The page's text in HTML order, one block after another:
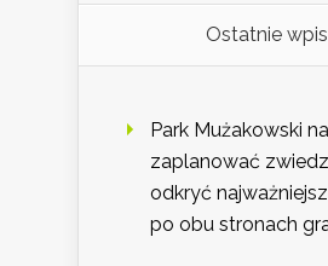
Ostatnie
Park Mużakowski
zaplanować
odkryć
po obu stronach